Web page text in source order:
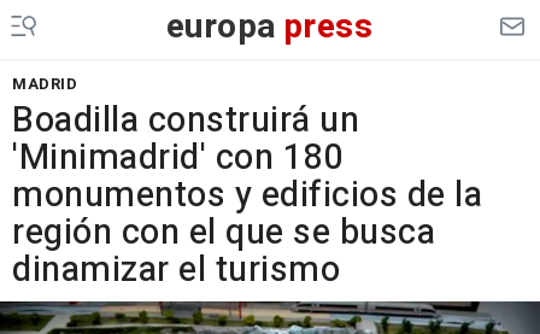
europa press
MADRID
Boadilla construirá un
'Minimadrid' con 180
monumentos y edificios de la
región con el que se busca
dinamizar el turismo